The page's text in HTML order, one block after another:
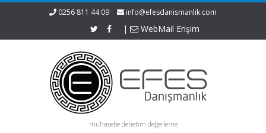
0256 811 44 09 info@efesdanismanlik.com
| WebMail Erişim
muhasebe denetim değerleme